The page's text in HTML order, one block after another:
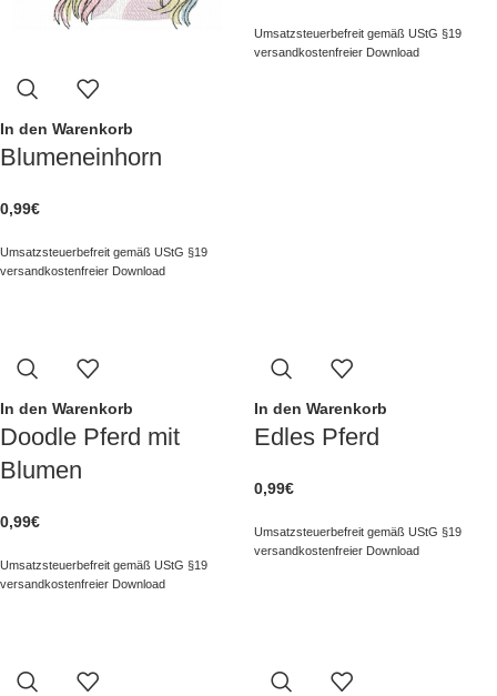
In den Warenkorb
Blumeneinhorn
0,99€
Umsatzsteuerbefreit gemäß UStG §19
versandkostenfreier Download
Umsatzsteuerbefreit gemäß UStG §19
versandkostenfreier Download
In den Warenkorb
Doodle Pferd mit
Blumen
0,99€
Umsatzsteuerbefreit gemäß UStG §19
versandkostenfreier Download
In den Warenkorb
Edles Pferd
0,99€
Umsatzsteuerbefreit gemäß UStG §19
versandkostenfreier Download